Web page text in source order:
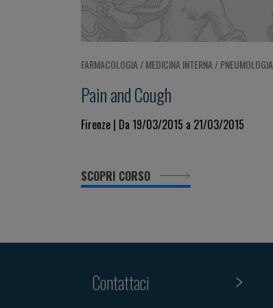
FARMACOLOGIA / MEDICINA INTERNA / PNEUMOLOGIA
Pain and Cough
Firenze | Da 19/03/2015 a 21/03/2015
SCOPRI CORSO
Contattaci